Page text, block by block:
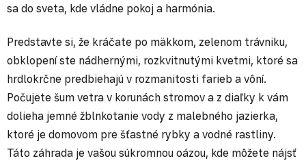
sa do sveta, kde vládne pokoj a harmónia.
Predstavte si, že kráčate po mäkkom, zelenom trávniku,
obklopení ste nádhernými, rozkvitnutými kvetmi, ktoré sa
hrdlokrčne predbiehajú v rozmanitosti farieb a vôní.
Počujete šum vetra v korunách stromov a z diaľky k vám
dolieha jemné žblnkotanie vody z malebného jazierka,
ktoré je domovom pre šťastné rybky a vodné rastliny.
Táto záhrada je vašou súkromnou oázou, kde môžete nájsť